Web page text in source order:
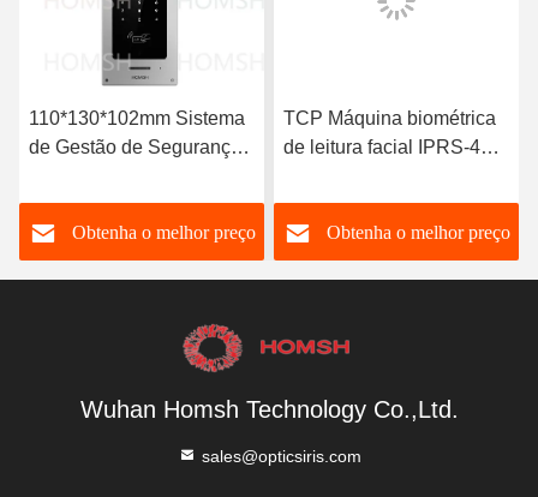
110*130*102mm Sistema
de Gestão de Segurança
Obtenha o melhor preço
TCP Máquina biométrica
de leitura facial IPRS-485
facial para atendimento
Obtenha o melhor preço
Wuhan Homsh Technology Co.,Ltd.
sales@opticsiris.com